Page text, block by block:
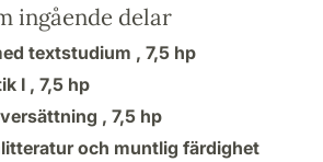
ingående delar
textstudium , 7,5 hp
I , 7,5 hp
, 7,5 hp
och muntlig färdighet